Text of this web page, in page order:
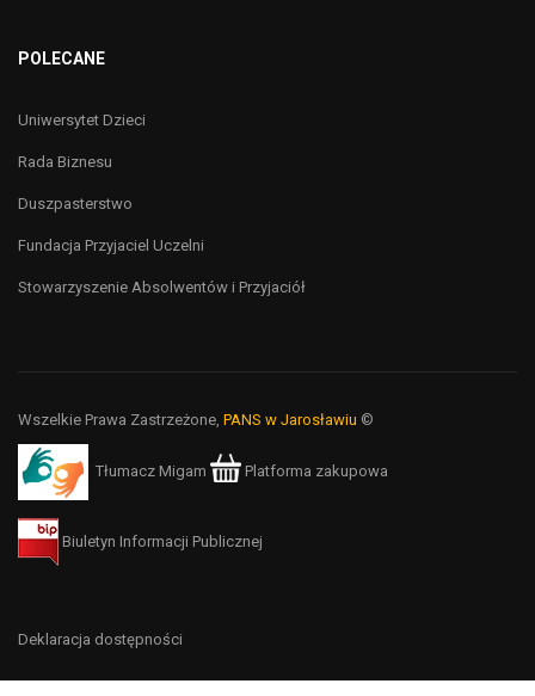
POLECANE
Uniwersytet Dzieci
Rada Biznesu
Duszpasterstwo
Fundacja Przyjaciel Uczelni
Stowarzyszenie Absolwentów i Przyjaciół
Wszelkie Prawa Zastrzeżone, PANS w Jarosławiu ©
Tłumacz Migam Platforma zakupowa
Biuletyn Informacji Publicznej
Deklaracja dostępności